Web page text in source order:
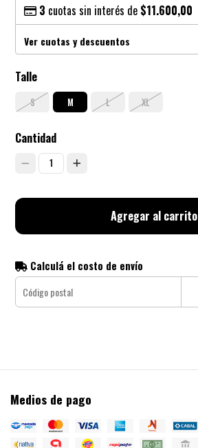
3 cuotas sin interés de $11.600,00
Ver cuotas y descuentos
Talle
S M L XL
Cantidad
1
Agregar al carrito
Calculá el costo de envío
Medios de pago